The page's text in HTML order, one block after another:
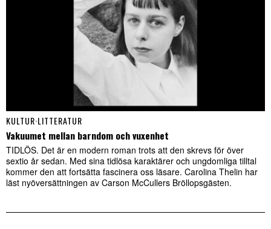
KULTUR·LITTERATUR
Vakuumet mellan barndom och vuxenhet
TIDLÖS. Det är en modern roman trots att den skrevs för över
sextio år sedan. Med sina tidlösa karaktärer och ungdomliga tilltal
kommer den att fortsätta fascinera oss läsare. Carolina Thelin har
läst nyöversättningen av Carson McCullers Bröllopsgästen.